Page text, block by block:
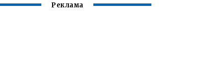
Реклама